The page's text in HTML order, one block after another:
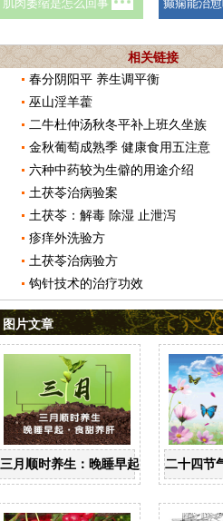
相关链接
春分阴阳平 养生调平衡
巫山淫羊藿
二牛杜仲汤秋冬平补上班久坐族
金秋葡萄成熟季 健康食用五注意
六种中药较为生僻的用途介绍
土茯苓治病验案
土茯苓：解毒 除湿 止泄泻
疹痒外洗验方
土茯苓治病验方
钩针技术的治疗功效
图片文章
三月顺时养生：晚睡早起 食甜养肝
二十四节